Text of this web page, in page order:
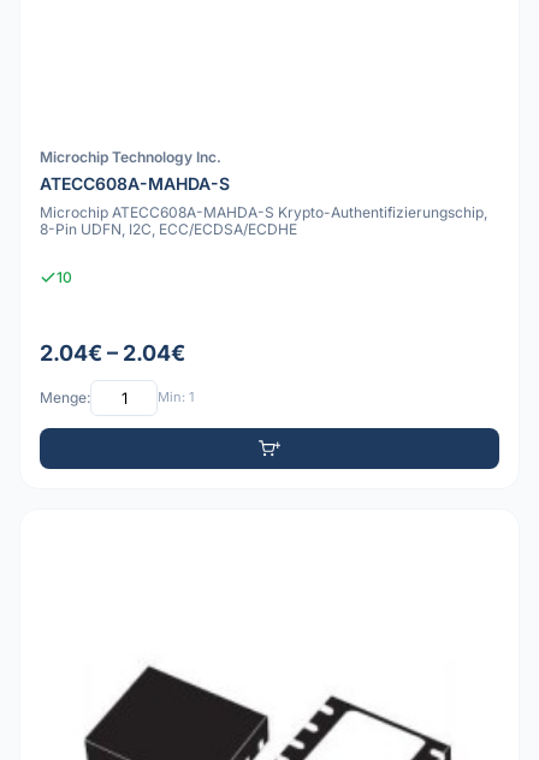
Microchip Technology Inc.
ATECC608A-MAHDA-S
Microchip ATECC608A-MAHDA-S Krypto-Authentifizierungschip,
8-Pin UDFN, I2C, ECC/ECDSA/ECDHE
10
2.04€ – 2.04€
Menge: Min: 1